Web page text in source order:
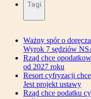
Tagi
Ważny spór o
Wyrok 7 sędziów
Rząd chce
od 2027 roku
Resort cyfryzacji
Jest projekt ustawy
Rząd chce podatku